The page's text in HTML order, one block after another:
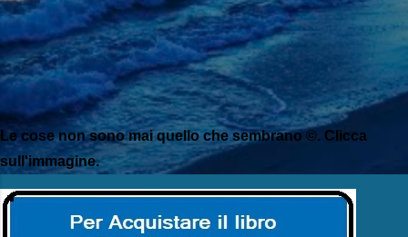
Le cose non sono mai quello che sembrano ©. Clicca
sull'immagine.